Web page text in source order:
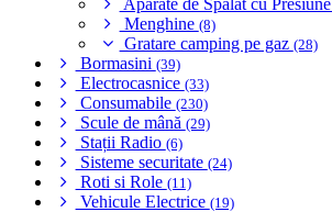
Aparate de Spălat cu Presiune
Menghine (8)
Gratare camping pe gaz (28)
Bormasini (39)
Electrocasnice (33)
Consumabile (230)
Scule de mână (29)
Stații Radio (6)
Sisteme securitate (24)
Roti si Role (11)
Vehicule Electrice (19)